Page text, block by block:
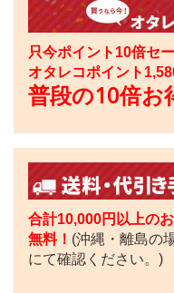
只今ポイント10倍セ
オタレコポイント
普段の10倍お
合計10,000円以上の
無料！ (沖縄・離島の
にて確認ください。)